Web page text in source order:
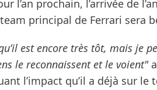
l’an prochain, l’arrivée de
team principal de Ferrari sera
est encore très tôt, mais je
le reconnaissent et le voient"
l’impact qu’il a déjà sur le